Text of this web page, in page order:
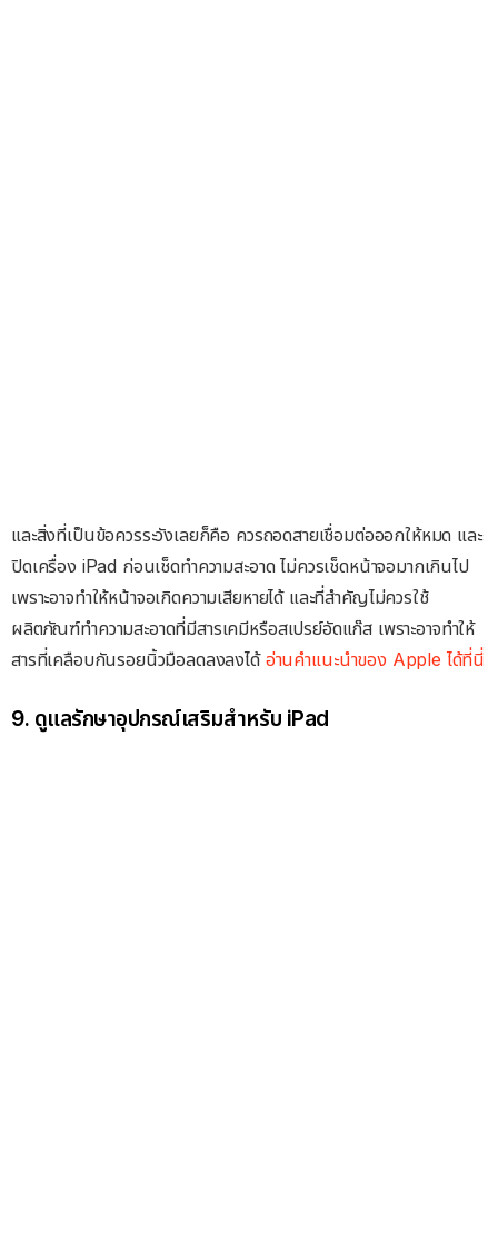
และสิ่งที่เป็นข้อควรระวังเลยก็คือ ควรถอดสายเชื่อมต่อออกให้หมด และ
ปิดเครื่อง iPad ก่อนเช็ดทำความสะอาด ไม่ควรเช็ดหน้าจอมากเกินไป
เพราะอาจทำให้หน้าจอเกิดความเสียหายได้ และที่สำคัญไม่ควรใช้
ผลิตภัณฑ์ทำความสะอาดที่มีสารเคมีหรือสเปรย์อัดแก๊ส เพราะอาจทำให้
สารที่เคลือบกันรอยนิ้วมือลดลงลงได้ อ่านคำแนะนำของ Apple ได้ที่นี่
9. ดูแลรักษาอุปกรณ์เสริมสำหรับ iPad